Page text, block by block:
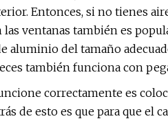
Entonces, si no tienes
ventanas también es
aluminio del tamaño
también funciona con
correctamente es
de esto es que para que el